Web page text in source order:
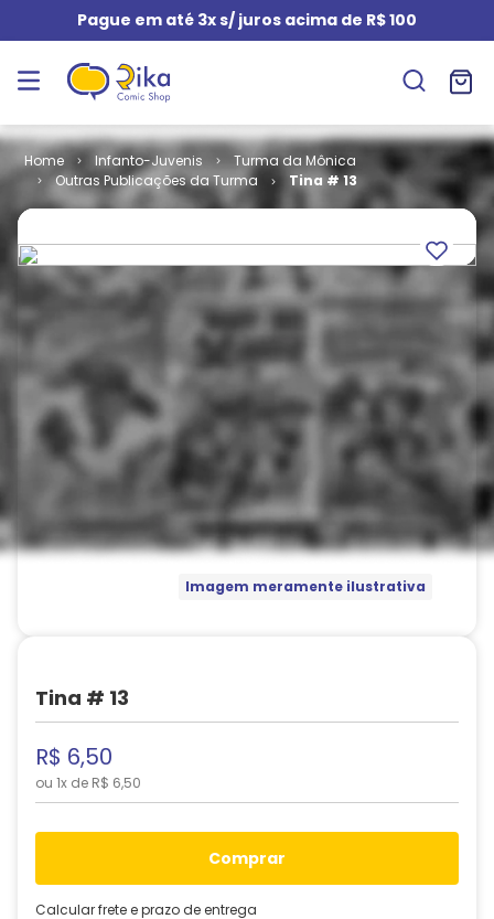
Pague em até 3x s/ juros acima de R$ 100
Infanto-Juvenis
Turma da Mônica
Outras Publicações da Turma
Tina # 13
Imagem meramente ilustrativa
Tina # 13
R$ 6,50
ou 1x de R$ 6,50
comprar
Calcular frete e prazo de entrega